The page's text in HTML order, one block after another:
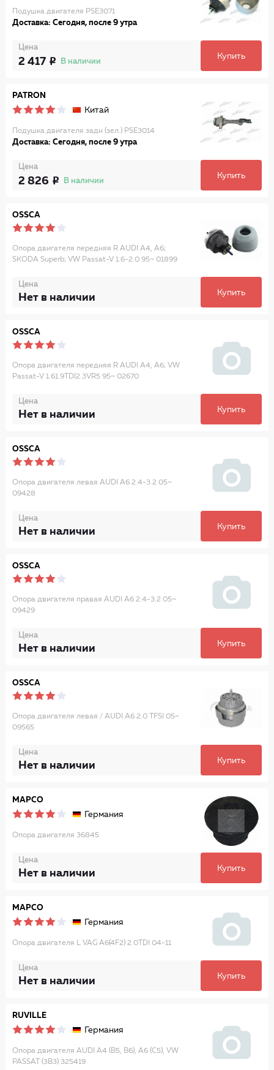
Подушка двигателя PSE3071
Доставка: Сегодня, после 9 утра
Цена
2 417 В наличии
Купить
PATRON
Китай
Подушка двигателя задн (зел.) PSE3014
Доставка: Сегодня, после 9 утра
Цена
2 826 В наличии
Купить
OSSCA
Опора двигателя передняя R AUDI A4, A6;
SKODA Superb; VW Passat-V 1.6-2.0 95~ 01899
Цена
Нет в наличии Купить
OSSCA
Опора двигателя передняя R AUDI A4, A6; VW
Passat-V 1.61.9TDI2.3VR5 95~ 02670
Цена
Нет в наличии Купить
OSSCA
Опора двигателя левая AUDI A6 2.4-3.2 05~
09428
Цена
Нет в наличии Купить
OSSCA
Опора двигателя правая AUDI A6 2.4-3.2 05~
09429
Цена
Нет в наличии Купить
OSSCA
Опора двигателя левая / AUDI A6 2.0 TFSI 05~
09565
Цена
Нет в наличии Купить
MAPCO
Германия
Опора двигателя 36845
Цена
Нет в наличии Купить
MAPCO
Германия
Опора двигателя L VAG A6(4F2) 2.0TDI 04-11
Цена
Нет в наличии Купить
RUVILLE
Германия
Опора двигателя AUDI A4 (B5, B6), A6 (C5), VW
PASSAT (3B3) 325419